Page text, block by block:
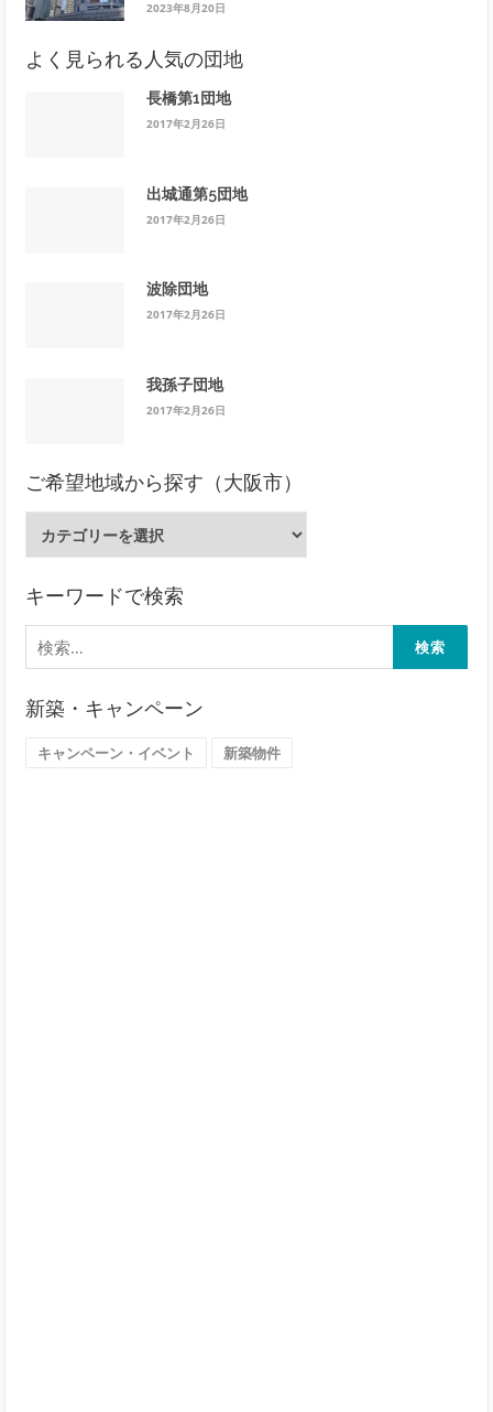
2023年8月20日
よく見られる人気の団地
長橋第1団地
2017年2月26日
出城通第5団地
2017年2月26日
波除団地
2017年2月26日
我孫子団地
2017年2月26日
ご希望地域から探す（大阪市）
地
か
ら
す
キーワードで検索
検
索:
新築・キャンペーン
キャンペーン・イベント 新築物件